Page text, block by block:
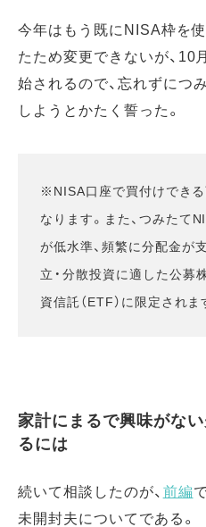
今年はもう既にNISA枠を
たため変更できないが、10
始されるので、忘れずにつ
しようとかたく誓った。
※NISA口座で買付けでき
なります。また、つみたて
が低水準、頻繁に分配金が
立・分散投資に適した公募
資信託（ETF）に限定されま
家計にまるで興味がな
るには
続いて相談したのが、 前編
未開封夫についてである。